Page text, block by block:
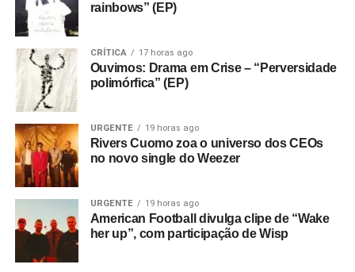
rainbows” (EP)
CRÍTICA 17 horas ago
Ouvimos: Drama em Crise – “Perversidade
polimórfica” (EP)
URGENTE 19 horas ago
Rivers Cuomo zoa o universo dos CEOs
no novo single do Weezer
URGENTE 19 horas ago
American Football divulga clipe de “Wake
her up”, com participação de Wisp